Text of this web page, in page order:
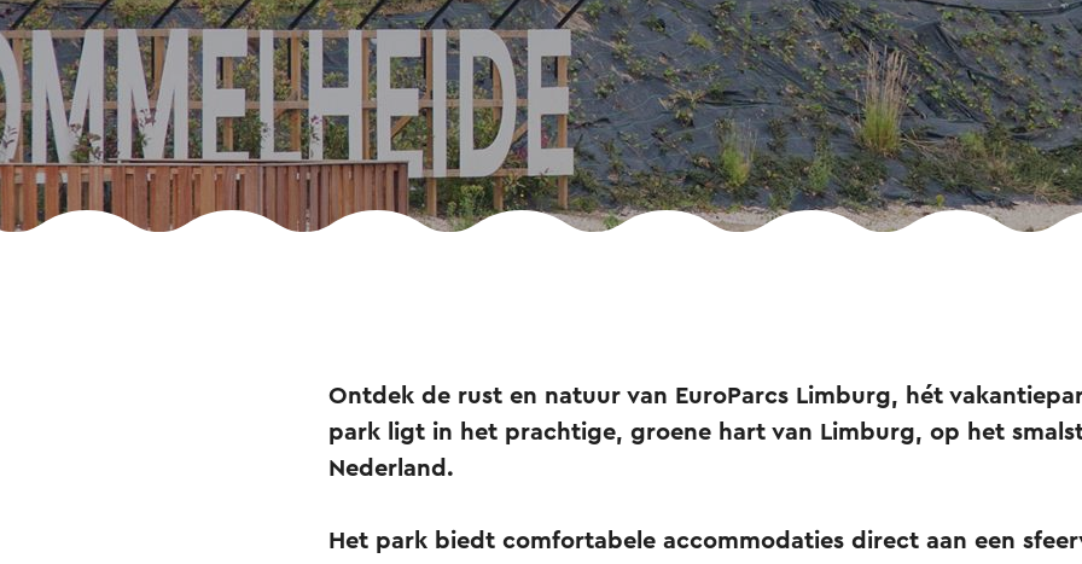
Ontdek de rust en natuur van EuroParcs Limburg, hét
park ligt in het prachtige, groene hart van Limburg, op het
Nederland.
Het park biedt comfortabele accommodaties direct aan een